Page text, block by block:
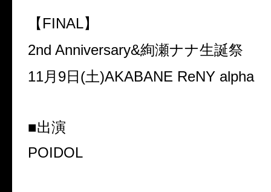
【FINAL】
2nd Anniversary&絢瀬ナナ生誕祭
11月 9日(土)AKABANE ReNY alpha
■出演
POIDOL